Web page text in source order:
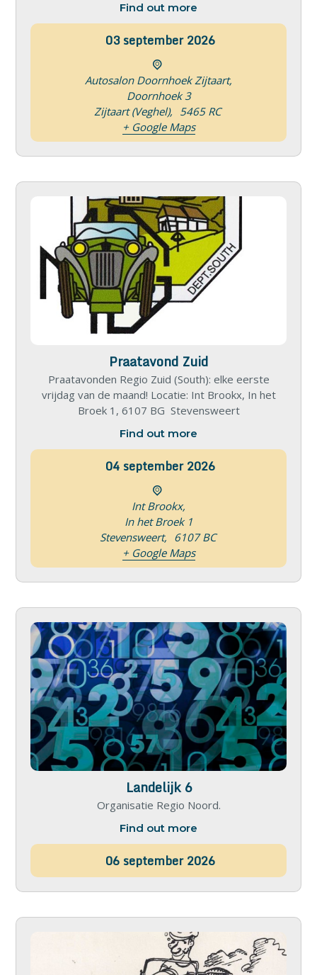
Find out more
03 september 2026
Autosalon Doornhoek Zijtaart,
Doornhoek 3
Zijtaart (Veghel), 5465 RC
+ Google Maps
Praatavond Zuid
Praatavonden Regio Zuid (South): elke eerste
vrijdag van de maand! Locatie: Int Brookx, In het
Broek 1, 6107 BG Stevensweert
Find out more
04 september 2026
Int Brookx,
In het Broek 1
Stevensweert, 6107 BC
+ Google Maps
Landelijk 6
Organisatie Regio Noord.
Find out more
06 september 2026